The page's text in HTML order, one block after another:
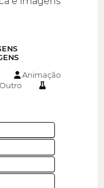
Animação
Outro